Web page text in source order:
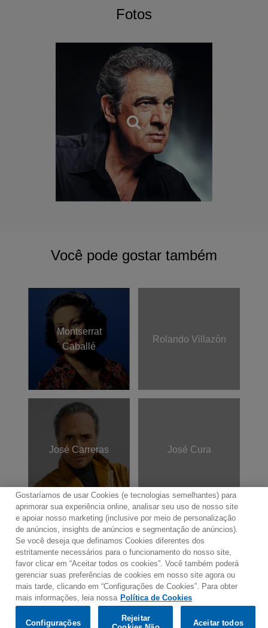
Fotos
Você pode gostar também
Montserrat
Caballé
Rolando Villazón
José Carreras José Cura
Contato Boletim de Notícias
Termos de Uso
Política de Privacidade
Mapa do Site
Política de Cookies
Configurações de Cookies
Would you prefer to visit our website in English?
Gostaríamos de usar Cookies (e tecnologias semelhantes) para
aprimorar sua experiência online, analisar seu uso de nosso site
e apoiar nosso marketing (inclusive por meio de personalização
de anúncios, insights de anúncios e segmentação de anúncios).
Se você deseja que definamos Cookies diferentes dos
estritamente necessários para o funcionamento do nosso site,
favor clicar em “Aceitar todos os cookies”. Você também poderá
gerenciar suas preferências de cookies em nosso site agora ou
mais tarde, clicando em “Configurações de Cookies”. Para obter
mais informações, leia nossa Política de Cookies
Configurações
Rejeitar
Aceitar todos